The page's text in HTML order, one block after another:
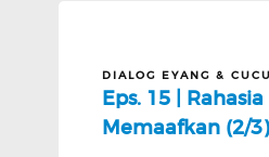
DIALOG EYANG & CUCU
Eps. 15 | Rahasia
Memaafkan (2/3)